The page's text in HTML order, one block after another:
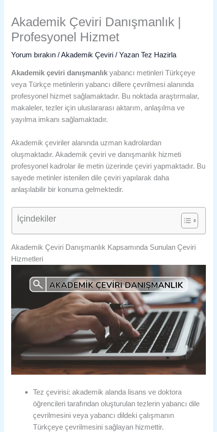
Akademik Çeviri Danışmanlık |
Profesyonel Hizmet
Yorum bırakın /Akademik Çeviri / Yazan Tez Hazirla
Akademik çeviri danışmanlık yabancı metinleri Türkçeye
veya Türkçe metinlerin yabancı dillere çevrilmesi alanında
profesyonel hizmet sağlamaktadır. Bu noktada araştırmalar,
makaleler, tezler için uluslararası aktarım, anlaşılma ve
yayılma imkanı sağlamaktadır.
Akademik çeviriler alanında uzman kadrolardan
oluşmaktadır. Akademik çeviri ve danışmanlık hizmeti
profesyonel kadrolar ile metin üzerinde çeviri yapmaktadır. Bu
sayede metinler istenilen dile çeviri yapılarak daha
anlaşılabilir bir konuma gelmektedir.
İçindekiler
Akademik Çeviri Danışmanlık Kapsamında Sunulan Çeviri
Hizmetleri
Tez çevirisi: akademik alanda lisans ve doktora
öğrencileri tarafından oluşturulan tezlerin yabancı dile
çevrilmesini veya yabancı dildeki çalışmanın
Türkçeye çevrilmesini sağlayan hizmettir.